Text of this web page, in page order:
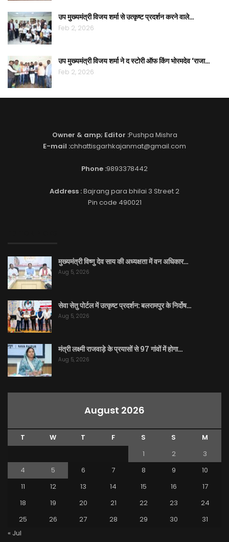
उप मुख्यमंत्री विजय शर्मा से उत्कृष्ट प्रदर्शन करने वाले…
Feb 2, 2026
उप मुख्यमंत्री विजय शर्मा ने द स्टोरी ऑफ किंग भोरमदेव ‘राजा…
Feb 2, 2026
Owner & amp; Editor :Pushpa Mishra
E-mail :chhattisgarhkajanmat@gmail.com
Phone :9893378442
Address :Bajrang para bhilai 3 Street 2
Pin code 490021
मुख्यमंत्री विष्णु देव साय की अध्यक्षता में वन अधिकार…
Aug 5, 2026
सेवा सेतु पोर्टल में उत्कृष्ट प्रदर्शन: बलरामपुर के निर्दोष…
Aug 5, 2026
मंत्री लक्ष्मी राजवाड़े के प्रयासों से 97 गांवों में होगा…
Aug 5, 2026
August 2026
T W T F S S
M
1
2
3
4
5 6 7 8 9
10
11
12 13 14 15 16
17
18
19 20 21 22 23
24
25
26 27 28 29 30
31
« Jul